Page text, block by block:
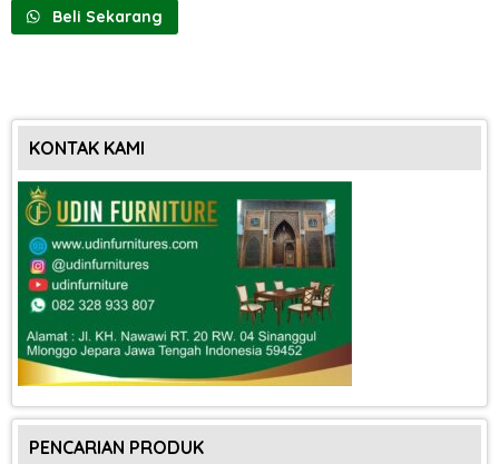
Beli Sekarang
KONTAK KAMI
PENCARIAN PRODUK